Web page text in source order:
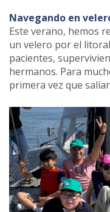
Navegando en
Este verano, hemos
un velero por el
pacientes,
hermanos. Para
primera vez que